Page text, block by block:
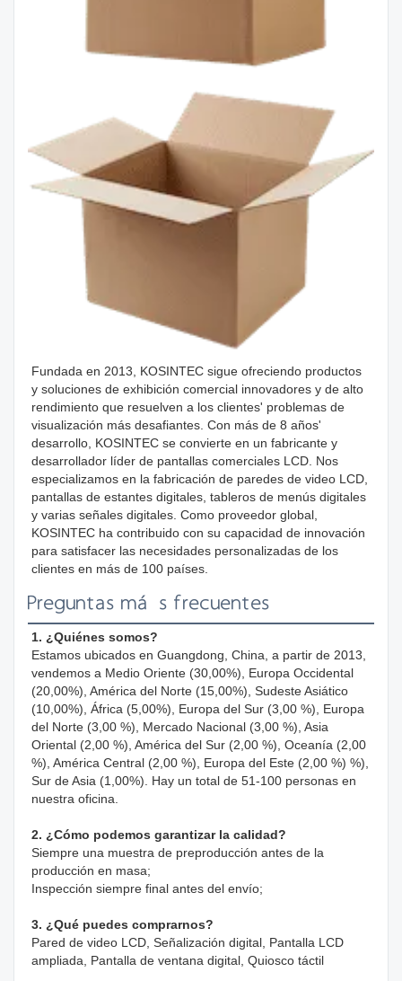
Fundada en 2013, KOSINTEC sigue ofreciendo productos
y soluciones de exhibición comercial innovadores y de alto
rendimiento que resuelven a los clientes' problemas de
visualización más desafiantes. Con más de 8 años'
desarrollo, KOSINTEC se convierte en un fabricante y
desarrollador líder de pantallas comerciales LCD. Nos
especializamos en la fabricación de paredes de video LCD,
pantallas de estantes digitales, tableros de menús digitales
y varias señales digitales. Como proveedor global,
KOSINTEC ha contribuido con su capacidad de innovación
para satisfacer las necesidades personalizadas de los
clientes en más de 100 países.
Preguntas más frecuentes
1. ¿Quiénes somos?
Estamos ubicados en Guangdong, China, a partir de 2013,
vendemos a Medio Oriente (30,00%), Europa Occidental
(20,00%), América del Norte (15,00%), Sudeste Asiático
(10,00%), África (5,00%), Europa del Sur (3,00 %), Europa
del Norte (3,00 %), Mercado Nacional (3,00 %), Asia
Oriental (2,00 %), América del Sur (2,00 %), Oceanía (2,00
%), América Central (2,00 %), Europa del Este (2,00 %) %),
Sur de Asia (1,00%). Hay un total de 51-100 personas en
nuestra oficina.
2. ¿Cómo podemos garantizar la calidad?
Siempre una muestra de preproducción antes de la
producción en masa;
Inspección siempre final antes del envío;
3. ¿Qué puedes comprarnos?
Pared de video LCD, Señalización digital, Pantalla LCD
ampliada, Pantalla de ventana digital, Quiosco táctil